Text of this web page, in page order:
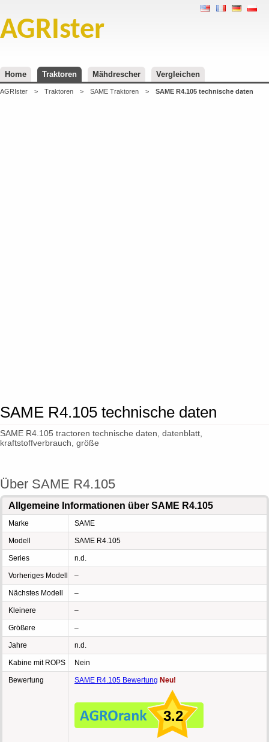
AGRIster
Home Traktoren Mähdrescher Vergleichen
AGRIster > Traktoren > SAME Traktoren > SAME R4.105 technische daten
SAME R4.105 technische daten
SAME R4.105 tractoren technische daten, datenblatt,
kraftstoffverbrauch, größe
Über SAME R4.105
Allgemeine Informationen über SAME R4.105
Marke SAME
Modell SAME R4.105
Series n.d.
Vorheriges Modell –
Nächstes Modell –
Kleinere –
Größere –
Jahre n.d.
Kabine mit ROPS Nein
Bewertung SAME R4.105 Bewertung Neu!
3.2